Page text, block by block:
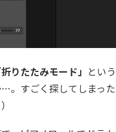
りたたみモード」 とい
。すごく探してしまっ